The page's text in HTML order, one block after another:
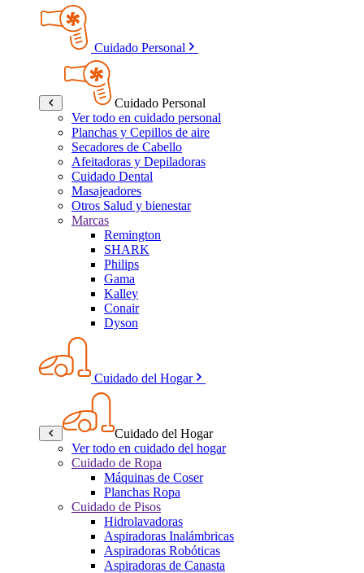
Cuidado Personal
Cuidado Personal
Ver todo en cuidado personal
Planchas y Cepillos de aire
Secadores de Cabello
Afeitadoras y Depiladoras
Cuidado Dental
Masajeadores
Otros Salud y bienestar
Marcas
Remington
SHARK
Philips
Gama
Kalley
Conair
Dyson
Cuidado del Hogar
Cuidado del Hogar
Ver todo en cuidado del hogar
Cuidado de Ropa
Máquinas de Coser
Planchas Ropa
Cuidado de Pisos
Hidrolavadoras
Aspiradoras Inalámbricas
Aspiradoras Robóticas
Aspiradoras de Canasta